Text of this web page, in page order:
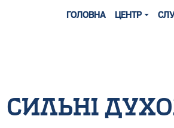
ГОЛОВНА ЦЕНТР
сильні